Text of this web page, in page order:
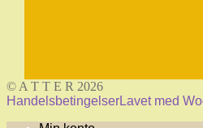
© A T T E R 2026
HandelsbetingelserLavet med